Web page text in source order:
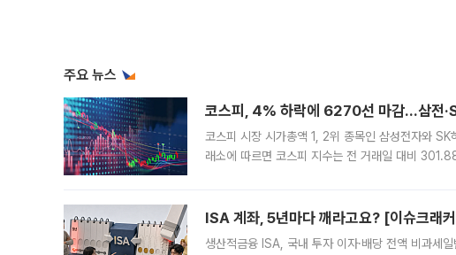
주요 뉴스
코스피, 4% 하락에 6270선 마감…삼전
코스피 시장 시가총액 1, 2위 종목인 삼성전자와
래소에 따르면 코스피 지수는 전 거래일 대비
ISA 계좌, 5년마다 깨라고요? [이슈크래
생산적금융 ISA, 국내 투자 이자·배당 전액 비과세